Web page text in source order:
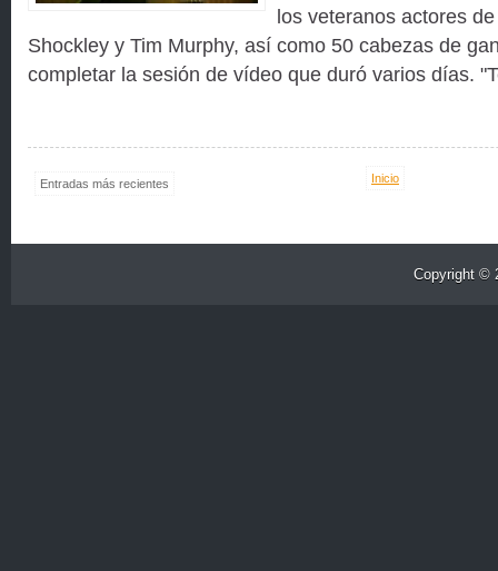
los veteranos actores
Shockley y Tim Murphy, así como 50 cabezas de
completar la sesión de vídeo que duró varios días.
Entradas más recientes Inicio
Copyright ©